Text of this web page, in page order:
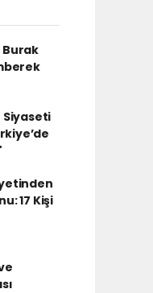
Burak
Siyaseti
17 Kişi